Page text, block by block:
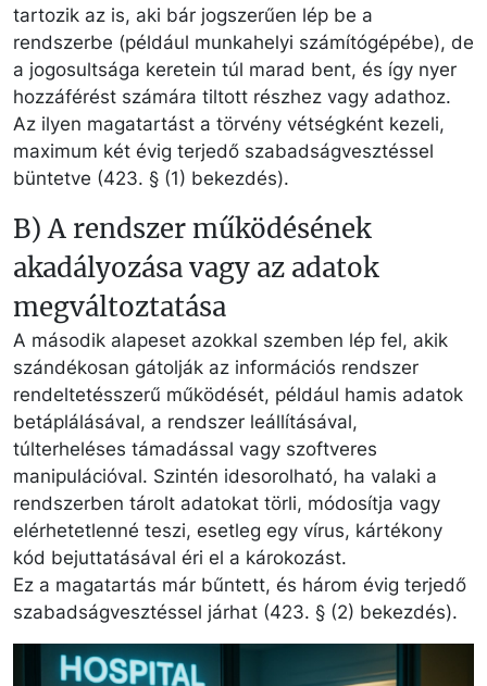
tartozik az is, aki bár jogszerűen lép be a
rendszerbe (például munkahelyi számítógépébe), de
a jogosultsága keretein túl marad bent, és így nyer
hozzáférést számára tiltott részhez vagy adathoz.
Az ilyen magatartást a törvény vétségként kezeli,
maximum két évig terjedő szabadságvesztéssel
büntetve (423. § (1) bekezdés).
B) A rendszer működésének
akadályozása vagy az adatok
megváltoztatása
A második alapeset azokkal szemben lép fel, akik
szándékosan gátolják az információs rendszer
rendeltetésszerű működését, például hamis adatok
betáplálásával, a rendszer leállításával,
túlterheléses támadással vagy szoftveres
manipulációval. Szintén idesorolható, ha valaki a
rendszerben tárolt adatokat törli, módosítja vagy
elérhetetlenné teszi, esetleg egy vírus, kártékony
kód bejuttatásával éri el a károkozást.
Ez a magatartás már bűntett, és három évig terjedő
szabadságvesztéssel járhat (423. § (2) bekezdés).